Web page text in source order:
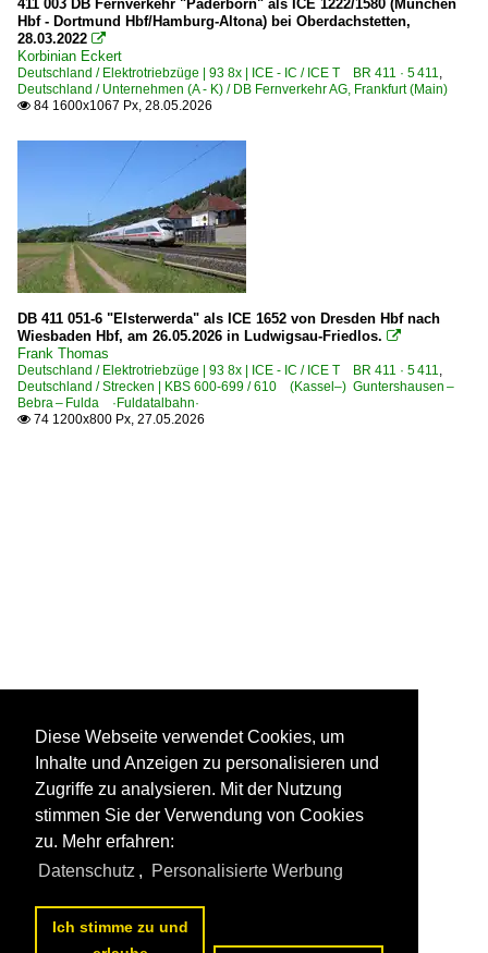
411 003 DB Fernverkehr "Paderborn" als ICE 1222/1580 (München
Hbf - Dortmund Hbf/Hamburg-Altona) bei Oberdachstetten,
28.03.2022 
Korbinian Eckert
Deutschland / Elektrotriebzüge | 93 8x | ICE - IC / ICE T BR 411 · 5 411,
Deutschland / Unternehmen (A - K) / DB Fernverkehr AG, Frankfurt (Main)
 84 1600x1067 Px, 28.05.2026
DB 411 051-6 "Elsterwerda" als ICE 1652 von Dresden Hbf nach
Wiesbaden Hbf, am 26.05.2026 in Ludwigsau-Friedlos. 
Frank Thomas
Deutschland / Elektrotriebzüge | 93 8x | ICE - IC / ICE T BR 411 · 5 411,
Deutschland / Strecken | KBS 600-699 / 610 (Kassel–) Guntershausen –
Bebra – Fulda ·Fuldatalbahn·
 74 1200x800 Px, 27.05.2026
Diese Webseite verwendet Cookies, um
Inhalte und Anzeigen zu personalisieren und
Zugriffe zu analysieren. Mit der Nutzung
stimmen Sie der Verwendung von Cookies
zu. Mehr erfahren:
Datenschutz , Personalisierte Werbung
Ich stimme zu und